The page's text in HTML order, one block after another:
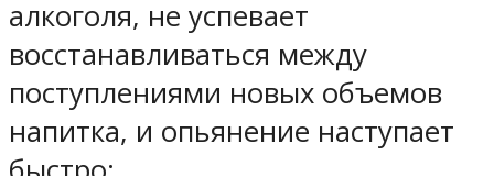
алкоголя, не успевает
восстанавливаться между
поступлениями новых объемов
напитка, и опьянение наступает